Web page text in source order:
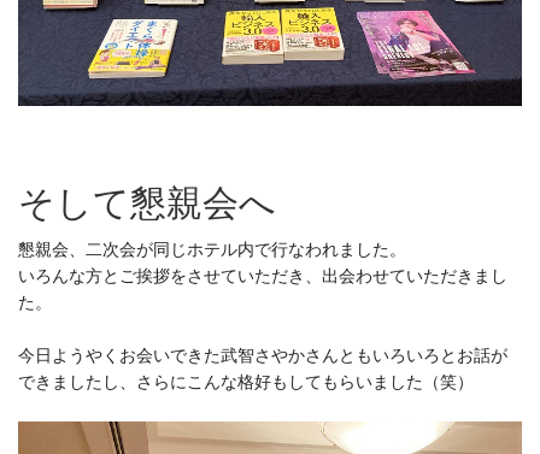
そして懇親会へ
懇親会、二次会が同じホテル内で行なわれました。
いろんな方とご挨拶をさせていただき、出会わせていただきまし
た。
今日ようやくお会いできた武智さやかさんともいろいろとお話が
できましたし、さらにこんな格好もしてもらいました（笑）